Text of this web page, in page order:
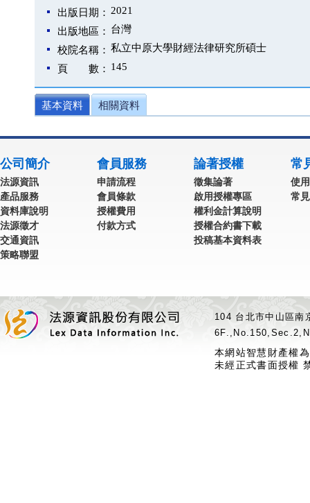
出版日期： 2021
出版地區： 台灣
校院名稱： 私立中原大學財經法律研究所碩士
頁 數： 145
基本資料 相關資料
公司簡介
法源資訊
產品服務
資料庫說明
法源徵才
交通資訊
策略聯盟
會員服務
申請流程
會員條款
授權費用
付款方式
論著授權
徵集論著
啟用授權專區
權利金計算說明
授權合約書下載
投稿基本資料表
常
使
常
104 台北市中山區
本網站智慧財產權
未經正式書面授權